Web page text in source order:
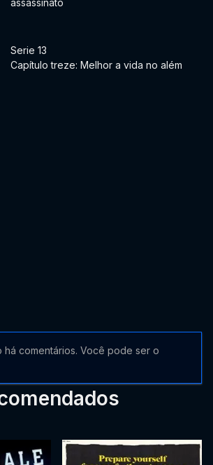
Serie 13
Capítulo treze: Melhor a vida no além
há comentários. Você pode ser o